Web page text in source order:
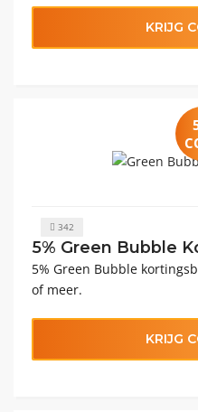
KRIJG
342
5% Green Bubble
5% Green Bubble
of meer.
KRIJG